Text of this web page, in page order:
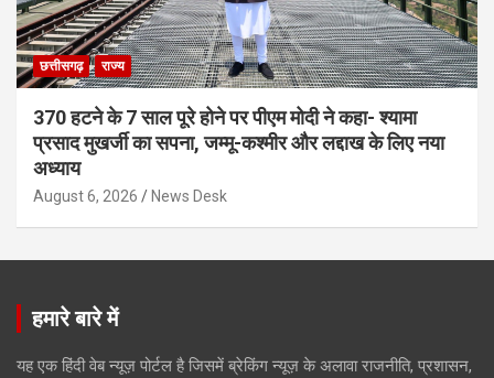
छत्तीसगढ़ राज्य
370 हटने के 7 साल पूरे होने पर पीएम मोदी ने कहा- श्यामा
प्रसाद मुखर्जी का सपना, जम्मू-कश्मीर और लद्दाख के लिए नया
अध्याय
August 6, 2026 News Desk
हमारे बारे में
यह एक हिंदी वेब न्यूज़ पोर्टल है जिसमें ब्रेकिंग न्यूज़ के अलावा राजनीति, प्रशासन,